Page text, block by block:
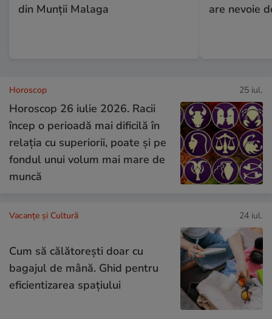
din Munții Malaga
are nevoie
Horoscop 25 iul.
Horoscop 26 iulie 2026. Racii
încep o perioadă mai dificilă în
relația cu superiorii, poate și pe
fondul unui volum mai mare de
muncă
Vacanțe și Cultură 24 iul.
Cum să călătoreşti doar cu
bagajul de mână. Ghid pentru
eficientizarea spaţiului